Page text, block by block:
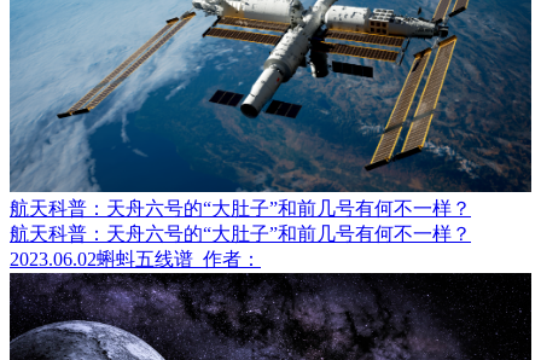
航天科普：天舟六号的“大肚子”和前几号有何不一样？
航天科普：天舟六号的“大肚子”和前几号有何不一样？
2023.06.02蝌蚪五线谱 作者：